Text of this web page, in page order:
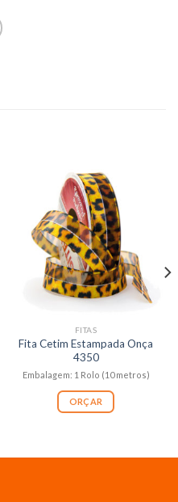
FITAS
Fita Cetim Estampada Onça
4350
Embalagem: 1 Rolo (10 metros)
ORÇAR